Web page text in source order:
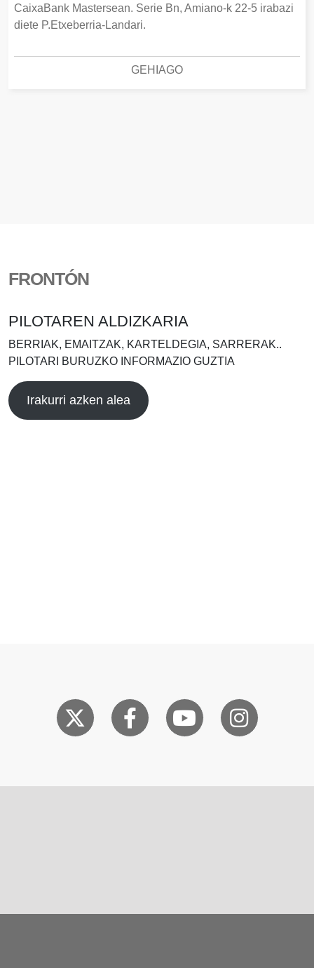
CaixaBank Mastersean. Serie Bn, Amiano-k 22-5 irabazi
diete P.Etxeberria-Landari.
GEHIAGO
FRONTÓN
PILOTAREN ALDIZKARIA
BERRIAK, EMAITZAK, KARTELDEGIA, SARRERAK..
PILOTARI BURUZKO INFORMAZIO GUZTIA
Irakurri azken alea